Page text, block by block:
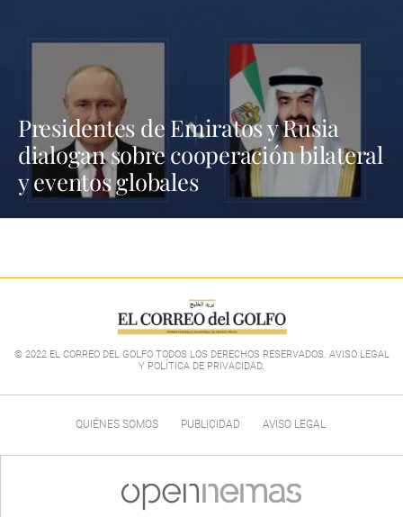
Presidentes de Emiratos y Rusia
dialogan sobre cooperación bilateral
y eventos globales
© 2022 EL CORREO DEL GOLFO TODOS LOS DERECHOS RESERVADOS. AVISO LEGAL
Y POLÍTICA DE PRIVACIDAD.
QUIÉNES SOMOS PUBLICIDAD AVISO LEGAL